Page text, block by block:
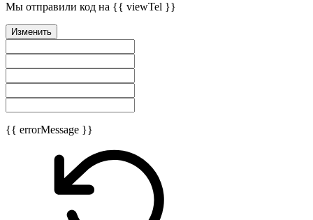
Мы отправили код на {{ viewTel }}
Изменить
{{ errorMessage }}